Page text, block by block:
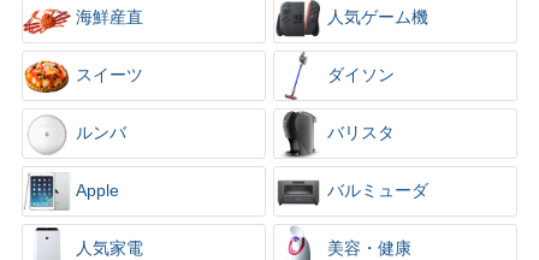
海鮮産直 人気ゲーム機
スイーツ ダイソン
ルンバ バリスタ
Apple バルミューダ
人気家電 美容・健康